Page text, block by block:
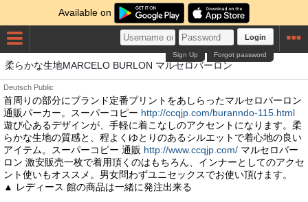
Available on
Login
Forgot password
Sign Up
柔らかな生地MARCELO BURLON マルセロバーロン
Deutsch Public
首周りの部分にブランド定番プリントをあしらったマルセロバーロン
通販パーカー。スーパーコピー http://ccqjp.com/buranndo-115.html
遊び心あるデザインが、手軽に着こなしのアクセントになります。柔
らかな生地の質感と、程よくゆとりのあるシルエットで着心地の良い
アイテム。スーパーコピー 通販 http://www.ccqjp.com/ マルセロバー
ロン 激安販売一枚で着用頂くのはもちろん、インナーとしてのアクセ
ント使いもオススメ。男女問わずユニセックスでお使い頂けます。
▲ レディース 館の商品は一緒に発注出来る